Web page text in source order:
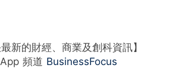
新的財經、商業及創科資訊】
頻道 BusinessFocus